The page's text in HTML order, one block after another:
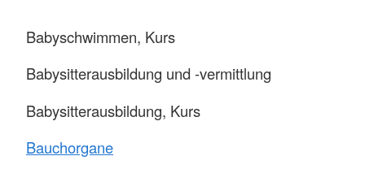
Babyschwimmen, Kurs
Babysitterausbildung und -vermittlung
Babysitterausbildung, Kurs
Bauchorgane